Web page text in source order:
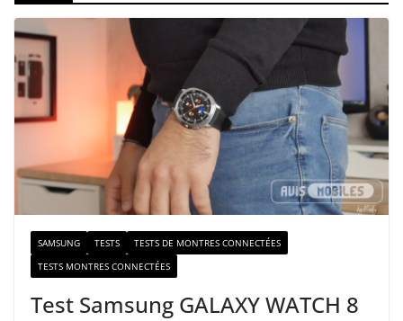
t
r
e
e
m
i
SAMSUNG TESTS
TESTS DE MONTRES CONNECTÉES
TESTS MONTRES CONNECTÉES
Test Samsung GALAXY WATCH 8